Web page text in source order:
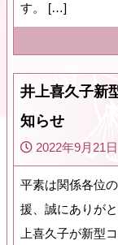
す。 […]
井上喜久子新
知らせ
2022年9月21日
平素は関係各位
援、誠にありが
上喜久子が新型